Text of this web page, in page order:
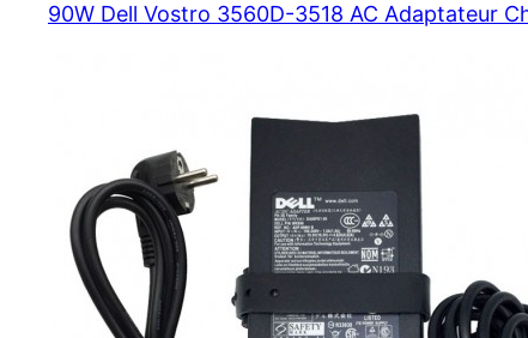
90W Dell Vostro 3560D-3518 AC Adaptateur